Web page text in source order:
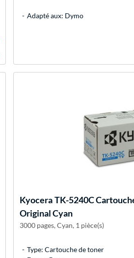
Adapté aux: Dymo
KyoceraTK-5240C
Original Cyan
3000 pages, Cyan, 1 pièce(s)
Type: Cartouche de toner